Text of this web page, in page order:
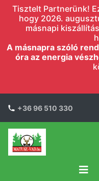
Tisztelt Partnerünk!
hogy 2026.
másnapi
A másnapra szóló
óra az energia
+36 96 510 330